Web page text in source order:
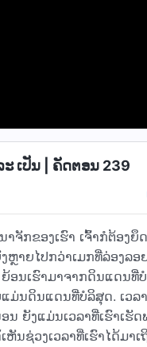
ເປັນ | ຄັດຕອນ 239
າຈັກຂອງເຮົາ ເຈົ້າກໍຕ້ອງ
ຫຼາຍໄປກວ່າເມກທີ່ລ່ອງລອ
ນເຮົາມາຈາກດິນແດນທີ່ບໍ
ມ່ນດິນແດນທີ່ບໍລິສຸດ. ເວລ
ຍັງແມ່ນເວລາທີ່ເຮົາເຮັດ
ຊ່ວງເວລາທີ່ເຮົາໄດ້ມາເ